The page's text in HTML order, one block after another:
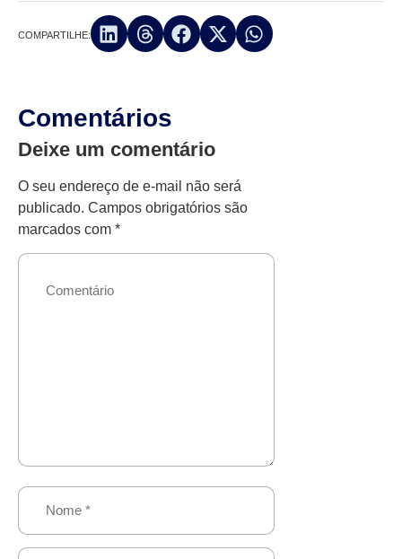
COMPARTILHE:
Comentários
Deixe um comentário
O seu endereço de e-mail não será
publicado. Campos obrigatórios são
marcados com *